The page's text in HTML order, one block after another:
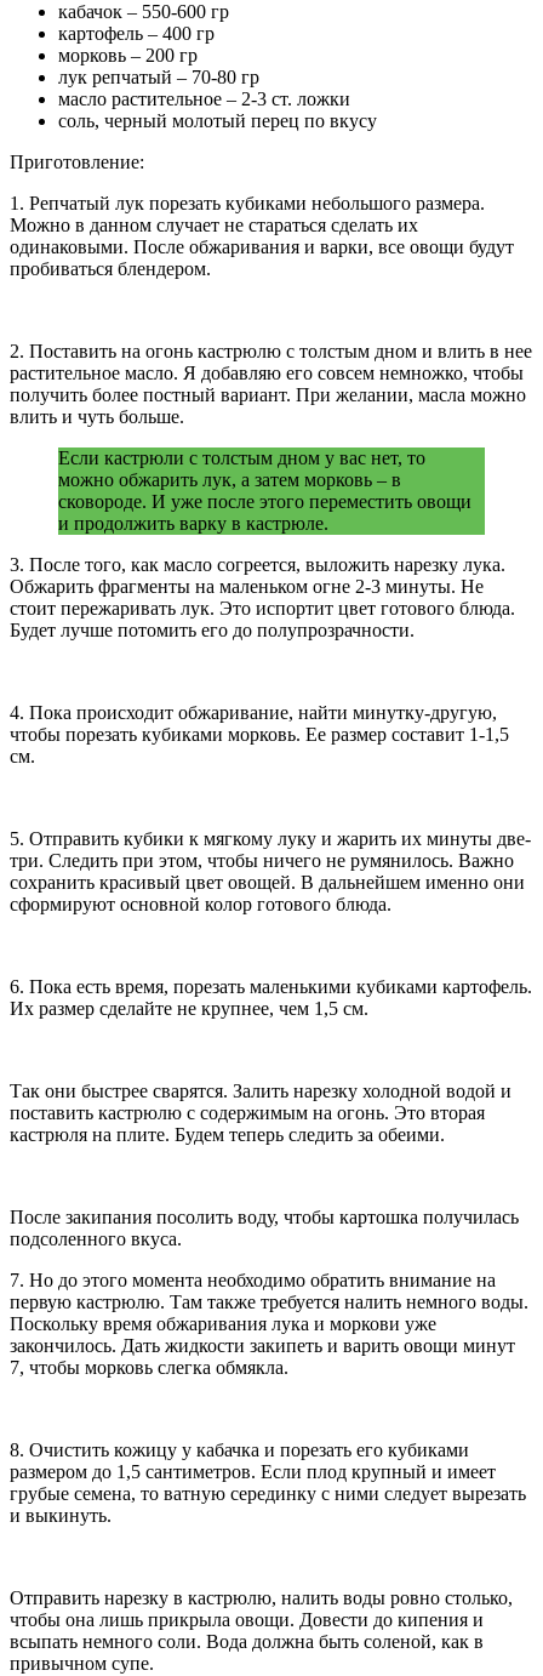
кабачок – 550-600 гр
картофель – 400 гр
морковь – 200 гр
лук репчатый – 70-80 гр
масло растительное – 2-3 ст. ложки
соль, черный молотый перец по вкусу
Приготовление:
1. Репчатый лук порезать кубиками небольшого размера.
Можно в данном случает не стараться сделать их
одинаковыми. После обжаривания и варки, все овощи будут
пробиваться блендером.
2. Поставить на огонь кастрюлю с толстым дном и влить в нее
растительное масло. Я добавляю его совсем немножко, чтобы
получить более постный вариант. При желании, масла можно
влить и чуть больше.
Если кастрюли с толстым дном у вас нет, то
можно обжарить лук, а затем морковь – в
сковороде. И уже после этого переместить овощи
и продолжить варку в кастрюле.
3. После того, как масло согреется, выложить нарезку лука.
Обжарить фрагменты на маленьком огне 2-3 минуты. Не
стоит пережаривать лук. Это испортит цвет готового блюда.
Будет лучше потомить его до полупрозрачности.
4. Пока происходит обжаривание, найти минутку-другую,
чтобы порезать кубиками морковь. Ее размер составит 1-1,5
см.
5. Отправить кубики к мягкому луку и жарить их минуты две-
три. Следить при этом, чтобы ничего не румянилось. Важно
сохранить красивый цвет овощей. В дальнейшем именно они
сформируют основной колор готового блюда.
6. Пока есть время, порезать маленькими кубиками картофель.
Их размер сделайте не крупнее, чем 1,5 см.
Так они быстрее сварятся. Залить нарезку холодной водой и
поставить кастрюлю с содержимым на огонь. Это вторая
кастрюля на плите. Будем теперь следить за обеими.
После закипания посолить воду, чтобы картошка получилась
подсоленного вкуса.
7. Но до этого момента необходимо обратить внимание на
первую кастрюлю. Там также требуется налить немного воды.
Поскольку время обжаривания лука и моркови уже
закончилось. Дать жидкости закипеть и варить овощи минут
7, чтобы морковь слегка обмякла.
8. Очистить кожицу у кабачка и порезать его кубиками
размером до 1,5 сантиметров. Если плод крупный и имеет
грубые семена, то ватную серединку с ними следует вырезать
и выкинуть.
Отправить нарезку в кастрюлю, налить воды ровно столько,
чтобы она лишь прикрыла овощи. Довести до кипения и
всыпать немного соли. Вода должна быть соленой, как в
привычном супе.